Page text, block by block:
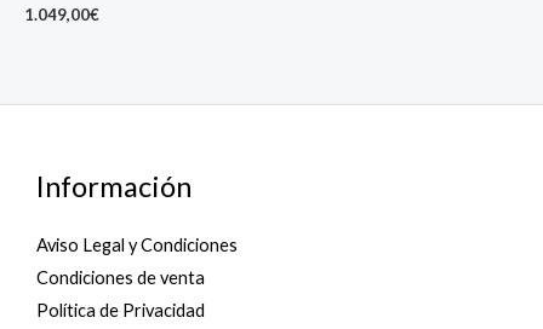
1.049,00€
Información
Aviso Legal y Condiciones
Condiciones de venta
Política de Privacidad